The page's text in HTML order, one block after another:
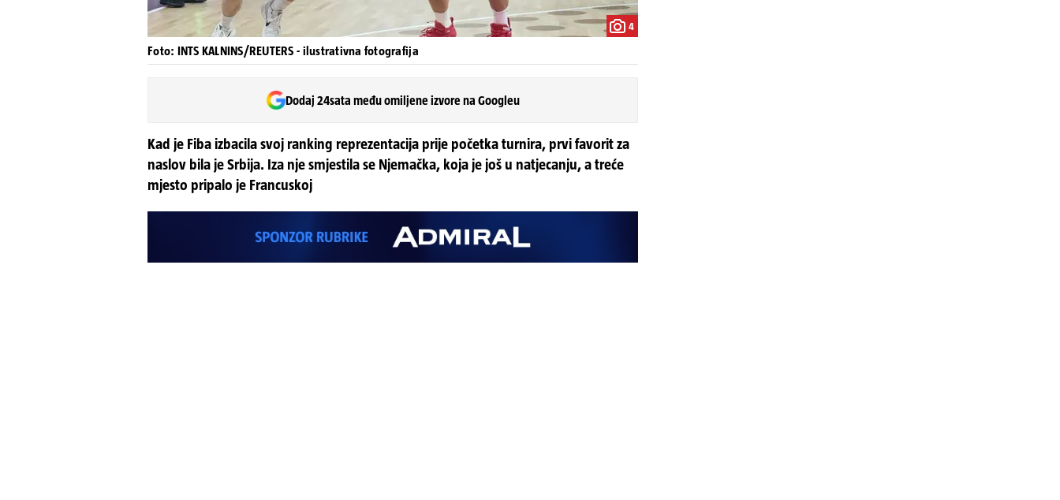
4
Foto: INTS KALNINS/REUTERS - ilustrativna fotografija
Dodaj 24sata među omiljene izvore na Googleu
Kad je Fiba izbacila svoj ranking reprezentacija prije početka turnira, prvi favorit za
naslov bila je Srbija. Iza nje smjestila se Njemačka, koja je još u natjecanju, a treće
mjesto pripalo je Francuskoj